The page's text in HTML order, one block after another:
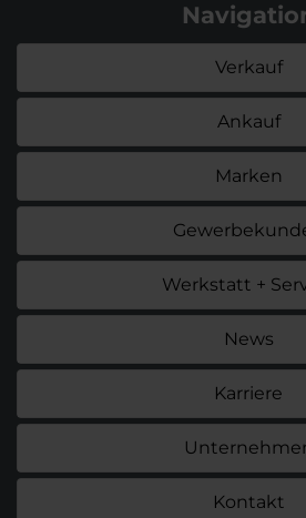
Verkauf
Ankauf
Marken
Werkstatt +
News
Karriere
Kontakt